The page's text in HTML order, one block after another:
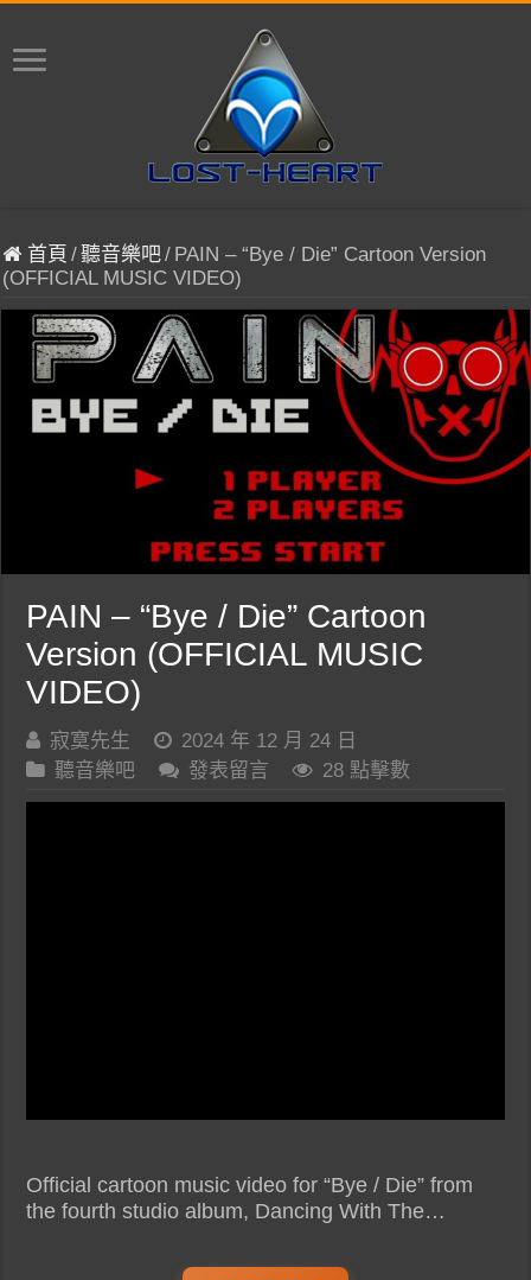
首頁 /聽音樂吧/ PAIN – “Bye / Die” Cartoon Version
(OFFICIAL MUSIC VIDEO)
PAIN – “Bye / Die” Cartoon
Version (OFFICIAL MUSIC
VIDEO)
寂寞先生
2024 年 12 月 24 日
聽音樂吧
發表留言 28 點擊數
Official cartoon music video for “Bye / Die” from
the fourth studio album, Dancing With The…